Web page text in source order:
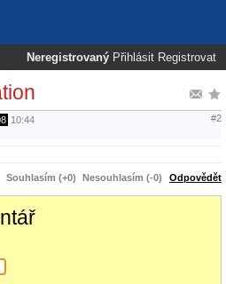
Neregistrovaný Přihlásit Registrovat
10:44 #2
Souhlasím (+0) Nesouhlasím (-0) Odpovědět